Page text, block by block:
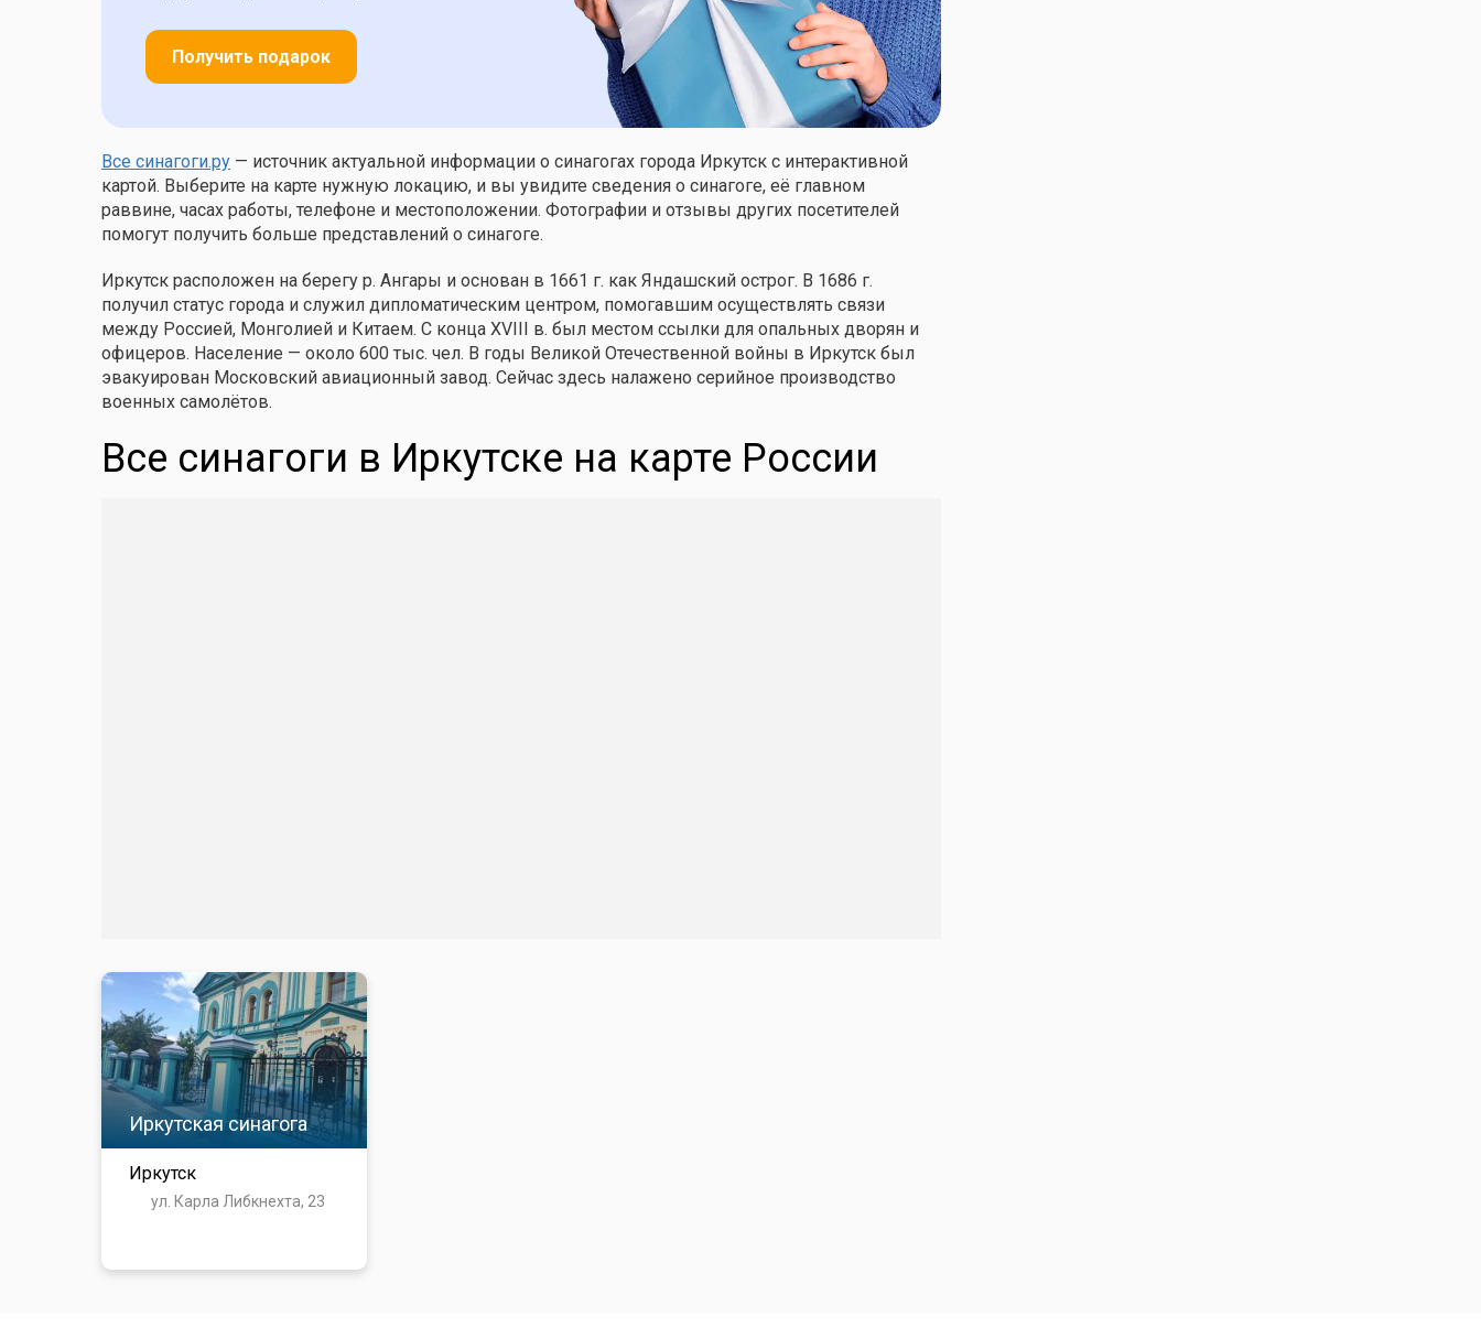
Получить подарок
Все синагоги.ру — источник актуальной информации о синагогах города Иркутск с интерактивной
картой. Выберите на карте нужную локацию, и вы увидите сведения о синагоге, её главном
раввине, часах работы, телефоне и местоположении. Фотографии и отзывы других посетителей
помогут получить больше представлений о синагоге.
Иркутск расположен на берегу р. Ангары и основан в 1661 г. как Яндашский острог. В 1686 г.
получил статус города и служил дипломатическим центром, помогавшим осуществлять связи
между Россией, Монголией и Китаем. С конца XVIII в. был местом ссылки для опальных дворян и
офицеров. Население — около 600 тыс. чел. В годы Великой Отечественной войны в Иркутск был
эвакуирован Московский авиационный завод. Сейчас здесь налажено серийное производство
военных самолётов.
Все синагоги в Иркутске на карте России
Иркутская синагога
Иркутск
ул. Карла Либкнехта, 23